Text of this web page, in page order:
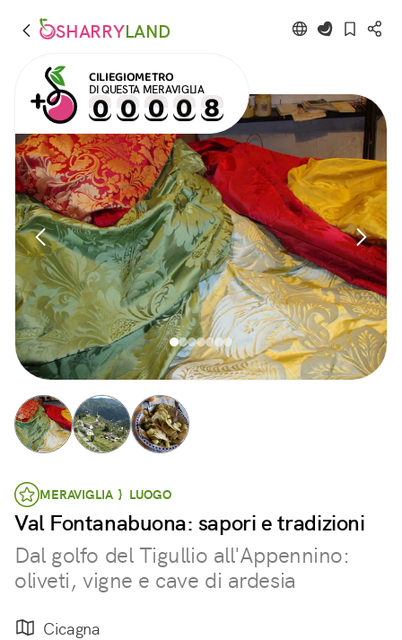
SHARRYLAND
CILIEGIOMETRO
DI QUESTA MERAVIGLIA
MERAVIGLIA } LUOGO
Val Fontanabuona: sapori e tradizioni
Dal golfo del Tigullio all'Appennino:
oliveti, vigne e cave di ardesia
Cicagna